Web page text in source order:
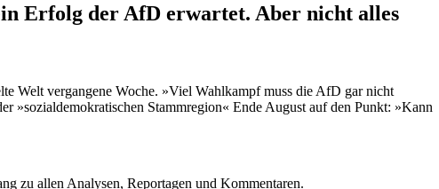
Erfolg der AfD erwartet. Aber nicht alles
Welt vergangene Woche. »Viel Wahlkampf muss die AfD gar nicht
Stammregion« Ende August auf den Punkt: »Kann
zu allen Analysen, Reportagen und Kommentaren.